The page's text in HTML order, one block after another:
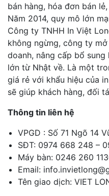
bán hàng, hóa đơn bán
Năm 2014, quy mô lớn
Công ty TNHH In Việt
không ngừng, công ty
doanh, nâng cấp bổ
lớn từ Nhật về. Là một
giá rẻ với khẩu hiệu của
sẽ giúp khách hàng, đối
Thông tin liên hệ
VPGD : Số 71 Ngõ 14
SĐT: 0974 668 248 –
Máy bàn: 0246 260
Email:
Tên giao dịch: VIET